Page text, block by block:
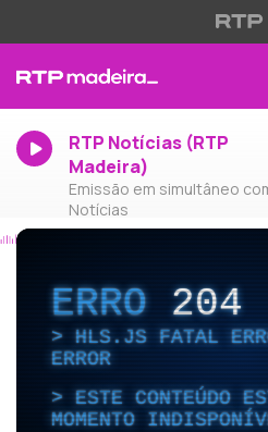
RTP Notícias (RTP
Madeira)
Emissão em simultâneo
Notícias
ERRO204
HLS.JS FATAL
ERROR
ESTE CONTEÚDO
MOMENTO